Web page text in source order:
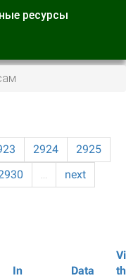
ресурсы
2924
2925
…
next
In
Data